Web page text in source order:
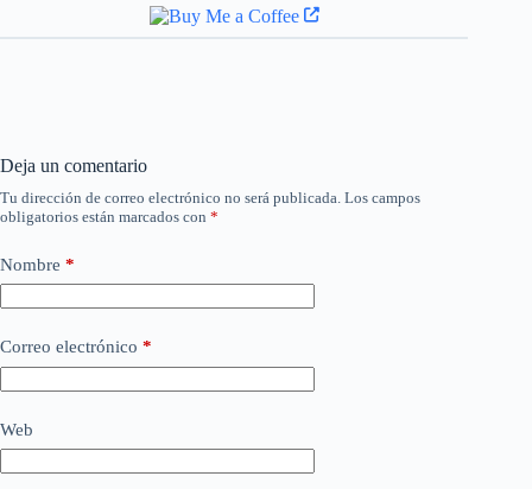
Deja un comentario
Tu dirección de correo electrónico no será publicada. Los campos
obligatorios están marcados con *
Nombre *
Correo electrónico *
Web